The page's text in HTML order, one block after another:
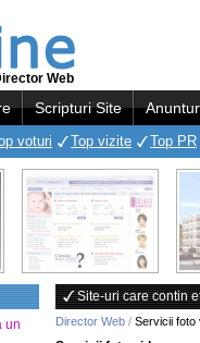
Web
Scripturi Site
voturi Top vizite Top PR
un
Site-uri care contin
Director Web / Servicii foto